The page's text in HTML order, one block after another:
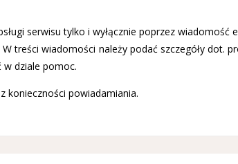
serwisu tylko i wyłącznie poprzez wiadomość
treści wiadomości należy podać szczegóły dot.
w dziale pomoc.
konieczności powiadamiania.